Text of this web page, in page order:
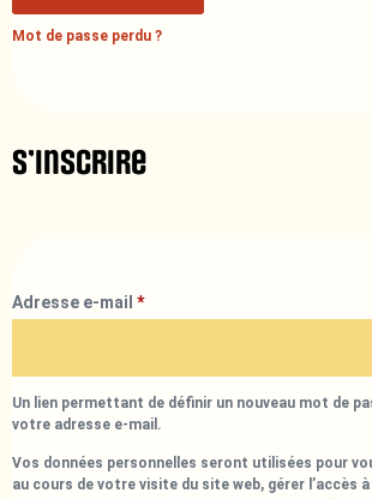
Mot de passe perdu ?
S’inscrire
Adresse e-mail *
Un lien permettant de définir un nouveau mot de
votre adresse e-mail.
Vos données personnelles seront utilisées pour
au cours de votre visite du site web, gérer l’accès